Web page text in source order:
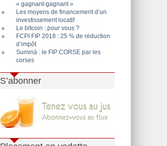
« gagnant-gagnant »
Les moyens de financement d’un
investissement locatif
Le bitcoin : pour vous ?
FCPI FIP 2018 : 25 % de réduction
d’impôt
Suminà : le FIP CORSE par les
corses
S’abonner